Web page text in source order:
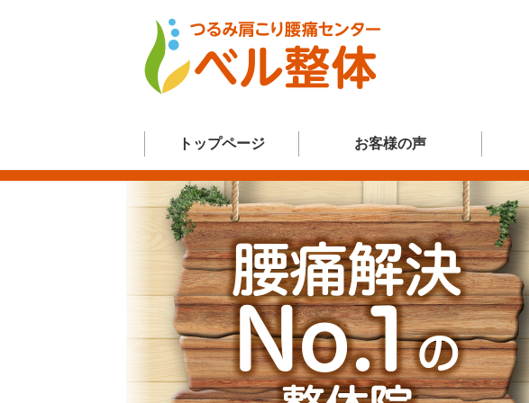
トップページ お客様の声